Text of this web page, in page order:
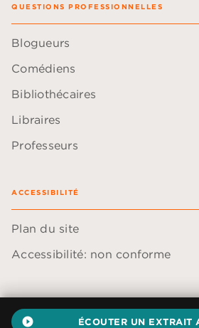
play_circle_filled ÉCOUTER UN EXTRAIT
QUESTIONS PROFESSIONNELLES
Blogueurs
Comédiens
Bibliothécaires
Libraires
Professeurs
ACCESSIBILITÉ
Plan du site
Accessibilité: non conforme